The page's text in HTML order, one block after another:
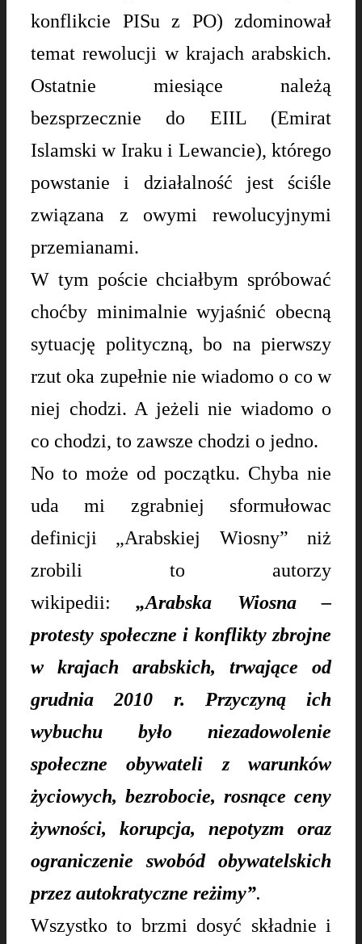
konflikcie PISu z PO) zdominował
temat rewolucji w krajach arabskich.
Ostatnie miesiące należą
bezsprzecznie do EIIL (Emirat
Islamski w Iraku i Lewancie), którego
powstanie i działalność jest ściśle
związana z owymi rewolucyjnymi
przemianami.
W tym poście chciałbym spróbować
choćby minimalnie wyjaśnić obecną
sytuację polityczną, bo na pierwszy
rzut oka zupełnie nie wiadomo o co w
niej chodzi. A jeżeli nie wiadomo o
co chodzi, to zawsze chodzi o jedno.
No to może od początku. Chyba nie
uda mi zgrabniej sformułowac
definicji „Arabskiej Wiosny” niż
zrobili to autorzy
wikipedii:„Arabska Wiosna –
protesty społeczne i konflikty zbrojne
w krajach arabskich, trwające od
grudnia 2010 r. Przyczyną ich
wybuchu było niezadowolenie
społeczne obywateli z warunków
życiowych, bezrobocie, rosnące ceny
żywności, korupcja, nepotyzm oraz
ograniczenie swobód obywatelskich
przez autokratyczne reżimy”.
Wszystko to brzmi dosyć składnie i